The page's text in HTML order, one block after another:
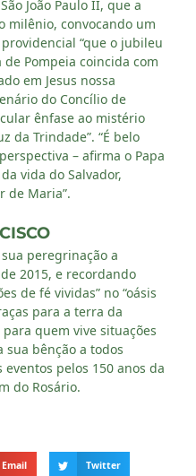
João Paulo II, que a
milênio, convocando um
“que o jubileu
Pompeia coincida com
em Jesus nossa
do Concílio de
ênfase ao mistério
da Trindade”. “É belo
– afirma o Papa
vida do Salvador,
de Maria”.
peregrinação a
2015, e recordando
de fé vividas” no “oásis
para a terra da
quem vive situações
sua bênção a todos
pelos 150 anos da
do Rosário.
Email Twitter